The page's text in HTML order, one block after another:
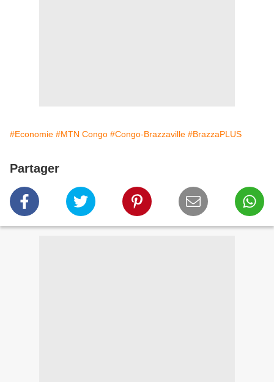
#Economie #MTN Congo #Congo-Brazzaville #BrazzaPLUS
Partager